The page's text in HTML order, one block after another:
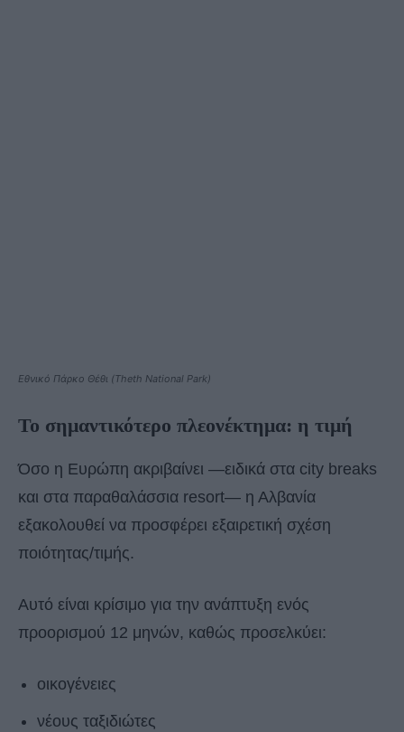
Εθνικό Πάρκο Θέθι (Theth National Park)
Το σημαντικότερο πλεονέκτημα: η τιμή
Όσο η Ευρώπη ακριβαίνει —ειδικά στα city breaks
και στα παραθαλάσσια resort— η Αλβανία
εξακολουθεί να προσφέρει εξαιρετική σχέση
ποιότητας/τιμής.
Αυτό είναι κρίσιμο για την ανάπτυξη ενός
προορισμού 12 μηνών, καθώς προσελκύει:
οικογένειες
νέους ταξιδιώτες